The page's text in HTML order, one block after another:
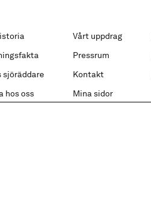
Vårt uppdrag
Pressrum
sjöräddare
Kontakt
hos oss
Mina sidor